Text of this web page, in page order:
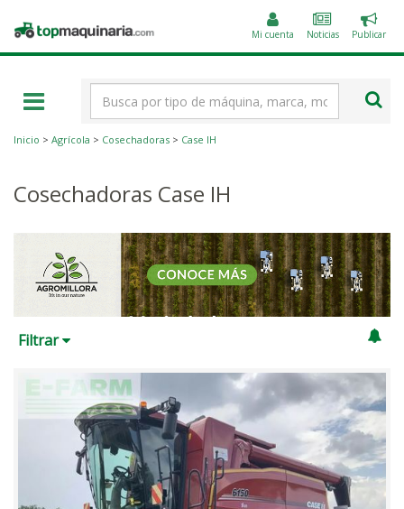
Topmaquinaria.com Mi cuenta Noticias
un
Publicar
Inicio > Agrícola > Cosechadoras > Case IH
Cosechadoras Case IH
Filtrar